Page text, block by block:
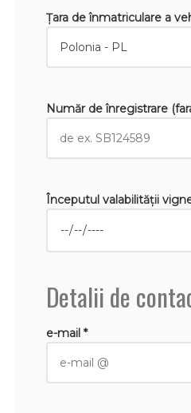
Țara de înmatriculare a
Număr de înregistrare
Începutul valabilităţii
Detalii de
e-mail *